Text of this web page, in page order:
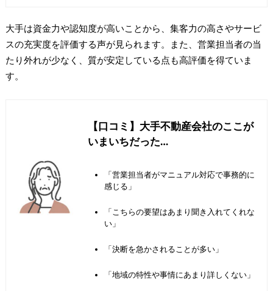
大手は資金力や認知度が高いことから、集客力の高さやサービ
スの充実度を評価する声が見られます。また、営業担当者の当
たり外れが少なく、質が安定している点も高評価を得ていま
す。
【口コミ】大手不動産会社のここが
いまいちだった…
「営業担当者がマニュアル対応で事務的に
感じる」
「こちらの要望はあまり聞き入れてくれな
い」
「決断を急かされることが多い」
「地域の特性や事情にあまり詳しくない」